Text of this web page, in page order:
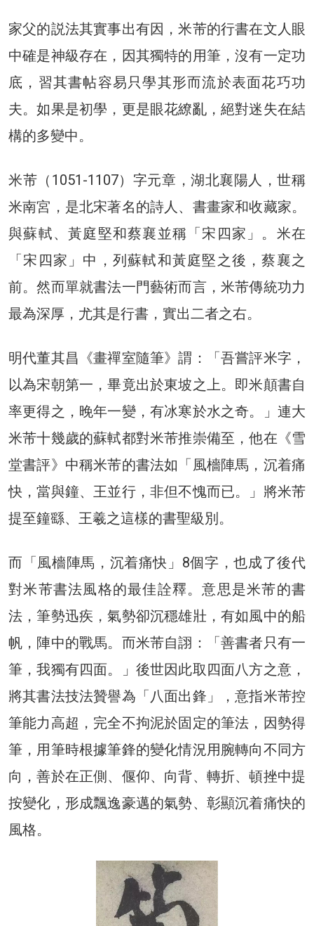
家父的説法其實事出有因，米芾的行書在文人眼
中確是神級存在，因其獨特的用筆，沒有一定功
底，習其書帖容易只學其形而流於表面花巧功
夫。如果是初學，更是眼花繚亂，絕對迷失在結
構的多變中。
米芾（1051-1107）字元章，湖北襄陽人，世稱
米南宮，是北宋著名的詩人、書畫家和收藏家。
與蘇軾、黃庭堅和蔡襄並稱「宋四家」。米在
「宋四家」中，列蘇軾和黃庭堅之後，蔡襄之
前。然而單就書法一門藝術而言，米芾傳統功力
最為深厚，尤其是行書，實出二者之右。
明代董其昌《畫禪室隨筆》謂：「吾嘗評米字，
以為宋朝第一，畢竟出於東坡之上。即米顛書自
率更得之，晚年一變，有冰寒於水之奇。」連大
米芾十幾歲的蘇軾都對米芾推崇備至，他在《雪
堂書評》中稱米芾的書法如「風檣陣馬，沉着痛
快，當與鐘、王並行，非但不愧而已。」將米芾
提至鐘繇、王羲之這樣的書聖級別。
而「風檣陣馬，沉着痛快」8個字，也成了後代
對米芾書法風格的最佳詮釋。意思是米芾的書
法，筆勢迅疾，氣勢卻沉穩雄壯，有如風中的船
帆，陣中的戰馬。而米芾自詡：「善書者只有一
筆，我獨有四面。」後世因此取四面八方之意，
將其書法技法贊譽為「八面出鋒」，意指米芾控
筆能力高超，完全不拘泥於固定的筆法，因勢得
筆，用筆時根據筆鋒的變化情況用腕轉向不同方
向，善於在正側、偃仰、向背、轉折、頓挫中提
按變化，形成飄逸豪邁的氣勢、彰顯沉着痛快的
風格。